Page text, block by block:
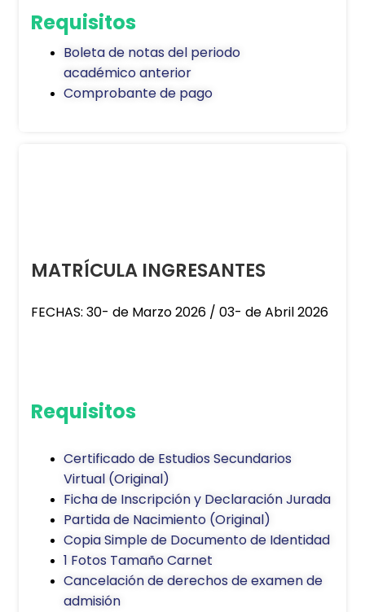
Requisitos
Boleta de notas del periodo
académico anterior
Comprobante de pago
MATRÍCULA INGRESANTES
FECHAS: 30- de Marzo 2026 / 03- de Abril 2026
Requisitos
Certificado de Estudios Secundarios
Virtual (Original)
Ficha de Inscripción y Declaración Jurada
Partida de Nacimiento (Original)
Copia Simple de Documento de Identidad
1 Fotos Tamaño Carnet
Cancelación de derechos de examen de
admisión